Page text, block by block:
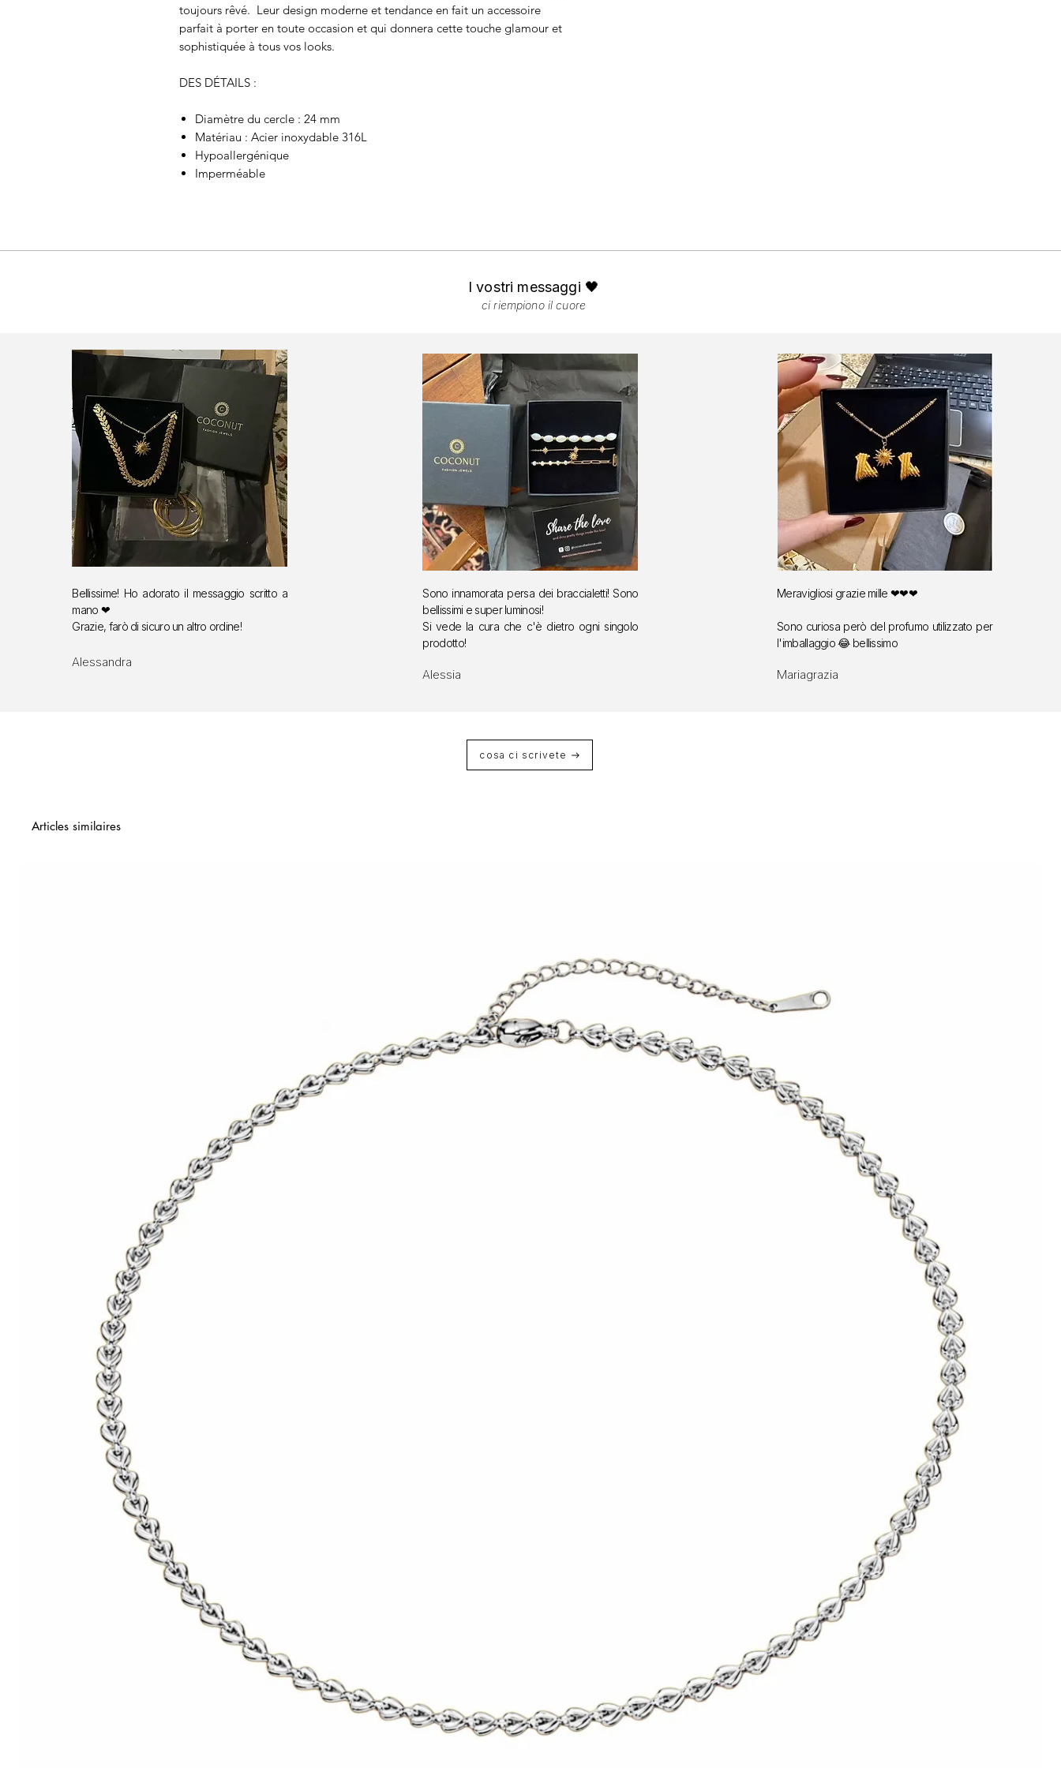
toujours rêvé. Leur design moderne et tendance en fait un accessoire
parfait à porter en toute occasion et qui donnera cette touche glamour et
sophistiquée à tous vos looks.
DES DÉTAILS :
Diamètre du cercle : 24 mm
Matériau : Acier inoxydable 316L
Hypoallergénique
Imperméable
I vostri messaggi 🖤
ci riempiono il cuore
Bellissime! Ho adorato il messaggio scritto a
mano ❤
Grazie, farò di sicuro un altro ordine!
Alessandra
Sono innamorata persa dei braccialetti!Sono
bellissimi e super luminosi!
Si vede la cura che c'è dietro ogni singolo
prodotto!
Alessia
Meravigliosi grazie mille ❤❤❤
Sono curiosa però del profumo utilizzato per
l'imballaggio 😂 bellissimo
Mariagrazia
cosa ci scrivete
Articles similaires